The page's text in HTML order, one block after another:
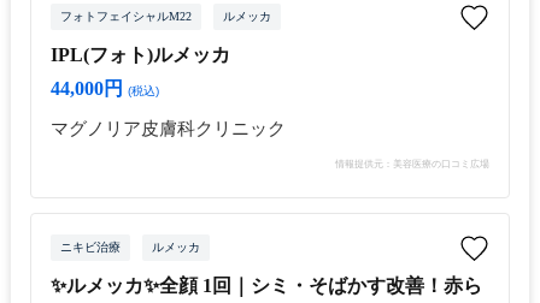
フォトフェイシャルM22 ルメッカ
IPL(フォト)ルメッカ
44,000円
(税込)
マグノリア皮膚科クリニック
情報提供元：美容医療の口コミ広場
ニキビ治療 ルメッカ
✨ルメッカ✨全顔 1回｜シミ・そばかす改善！赤ら